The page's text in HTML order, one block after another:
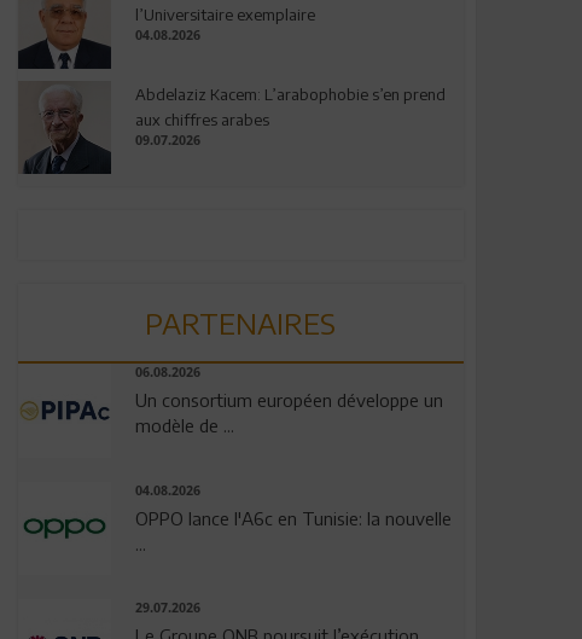
l’Universitaire exemplaire
04.08.2026
Abdelaziz Kacem: L’arabophobie s’en prend
aux chiffres arabes
09.07.2026
PARTENAIRES
06.08.2026
Un consortium européen développe un
modèle de ...
04.08.2026
OPPO lance l'A6c en Tunisie: la nouvelle
...
29.07.2026